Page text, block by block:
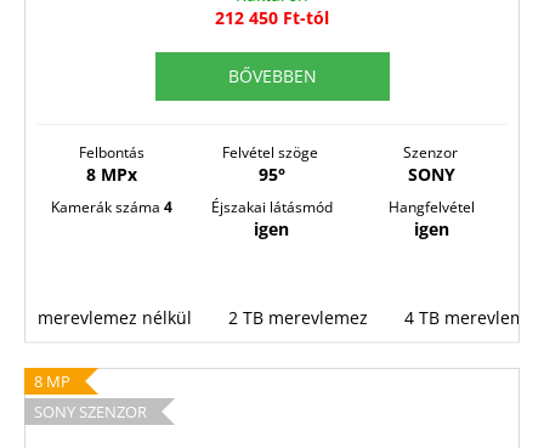
212 450 Ft-tól
BŐVEBBEN
Felbontás
8 MPx
Felvétel szöge
95°
Szenzor
SONY
Kamerák száma 4 Éjszakai látásmód
igen
Hangfelvétel
igen
merevlemez nélkül 2 TB merevlemez 4 TB merevlemez
8 MP
SONY SZENZOR